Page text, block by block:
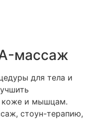
массаж
для тела и
коже и мышцам.
стоун-терапию,